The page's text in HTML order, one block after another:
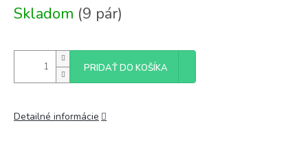
cena:
Skladom (9 pár)
PRIDAŤ DO KOŠÍKA
Detailné informácie